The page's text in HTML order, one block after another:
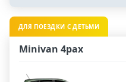
ДЛЯ ПОЕЗДКИ С ДЕТЬМИ
Minivan 4pax